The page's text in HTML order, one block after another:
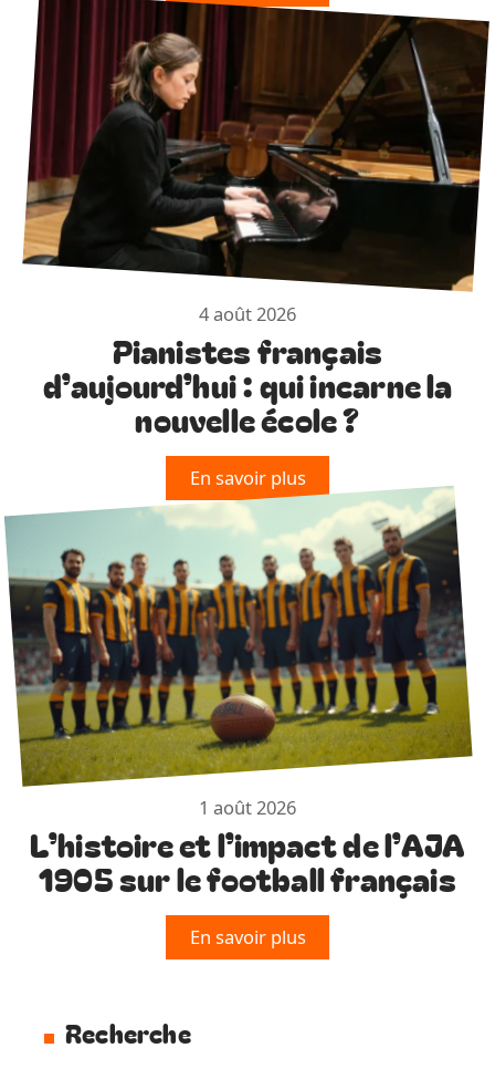
4 août 2026
Pianistes français
d’aujourd’hui : qui incarne la
nouvelle école ?
En savoir plus
1 août 2026
L’histoire et l’impact de l’AJA
1905 sur le football français
En savoir plus
Recherche